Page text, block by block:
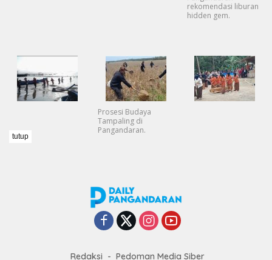
rekomendasi liburan
hidden gem.
Prosesi Budaya
Tampaling di
Pangandaran.
Redaksi Pedoman Media Siber
tutup